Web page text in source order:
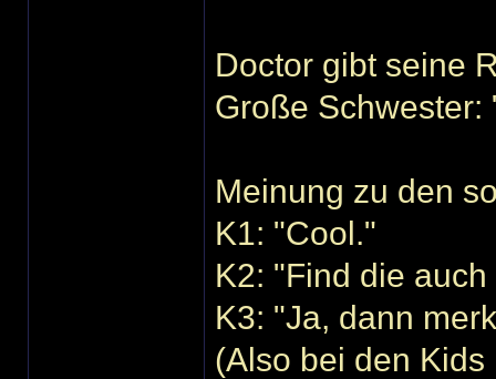
Doctor gibt seine
Große
Meinung zu den
K1: "Cool."
K2: "Find die
K3: "Ja, dann
(Also bei den